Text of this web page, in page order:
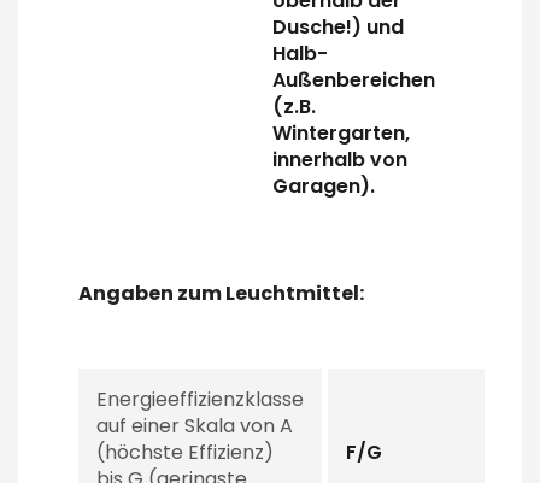
Dusche!) und
Halb-
Außenbereichen
(z.B.
Wintergarten,
innerhalb von
Garagen).
Angaben zum Leuchtmittel:
Energieeffizienzklasse
auf einer Skala von A
(höchste Effizienz)
F/G